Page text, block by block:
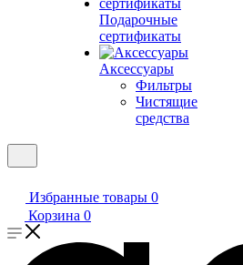
Подарочные
сертификаты
Аксессуары
Фильтры
Чистящие
средства
Избранные товары 0
Корзина 0